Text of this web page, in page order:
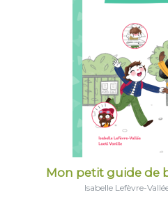
Mon petit guide de
Isabelle Lefèvre-